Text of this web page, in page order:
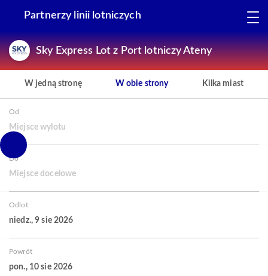
Partnerzy linii lotniczych
Sky Express Lot z Port lotniczy Ateny
W jedną stronę W obie strony Kilka miast
Od
Miejsce wylotu
Do
Miejsce docelowe
Odlot
niedz., 9 sie 2026
Powrót
pon., 10 sie 2026